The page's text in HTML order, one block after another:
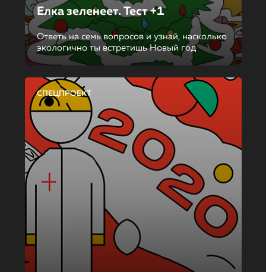
Елка зеленеет. Тест +1
Ответь на семь вопросов и узнай, насколько
экологично ты встретишь Новый год
СПЕЦПРОЕКТ